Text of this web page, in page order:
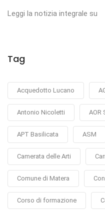
Leggi la notizia integrale su
Tag
Acquedotto Lucano
Antonio Nicoletti AOR
APT Basilicata ASM
Camerata delle Arti
Comune di Matera
Corso di formazione